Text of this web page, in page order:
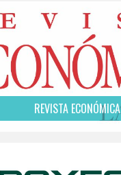
REVISTA ECONÓMICA